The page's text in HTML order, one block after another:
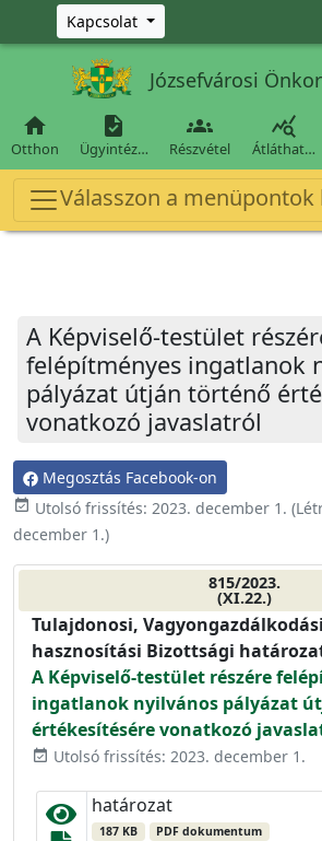
Ugrás a fő tartalomra
Kapcsolat
Józsefvárosi

Otthon

Ügyintéz…

Részvétel

Átláthat…
Válasszon a menüpontok
A Képviselő-testület
felépítményes ingatlanok
pályázat útján történő
vonatkozó javaslatról
Megosztás Facebook-on
event_available Utolsó frissítés: 2023. december 1.
december 1.)
815/2023.
(XI.22.)
Tulajdonosi,
hasznosítási Bizottsági
A Képviselő-testület részére
ingatlanok nyilvános pályázat
értékesítésére vonatkozó
event_available Utolsó frissítés: 2023. december 1.
határozat
187 KB PDF dokumentum